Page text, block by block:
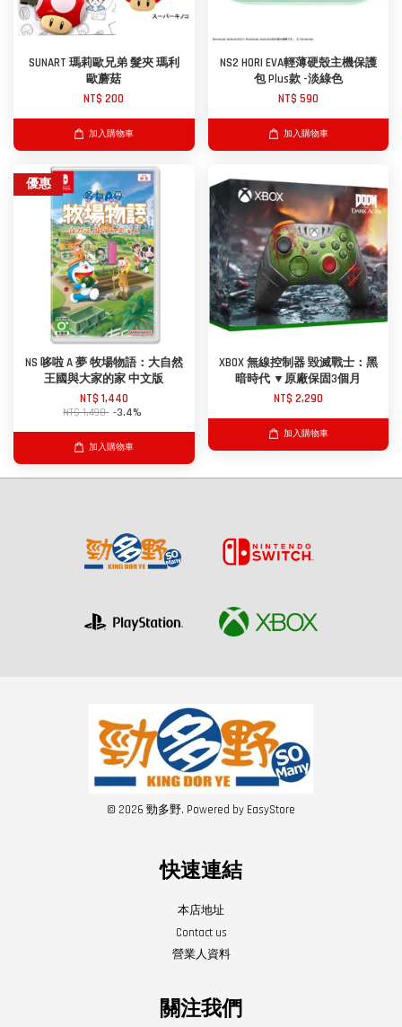
SUNART 瑪莉歐兄弟 髮夾 瑪利
歐蘑菇
NT$ 200
加入購物車
NS2 HORI EVA輕薄硬殼主機保護
包 Plus款 -淡綠色
NT$ 590
加入購物車
優惠
NS 哆啦 A 夢 牧場物語：大自然
王國與大家的家 中文版
NT$ 1,440
NT$ 1,490 -3.4%
加入購物車
XBOX 無線控制器 毀滅戰士：黑
暗時代 ▼原廠保固3個月
NT$ 2,290
加入購物車
© 2026 勁多野. Powered by EasyStore
快速連結
本店地址
Contact us
營業人資料
關注我們